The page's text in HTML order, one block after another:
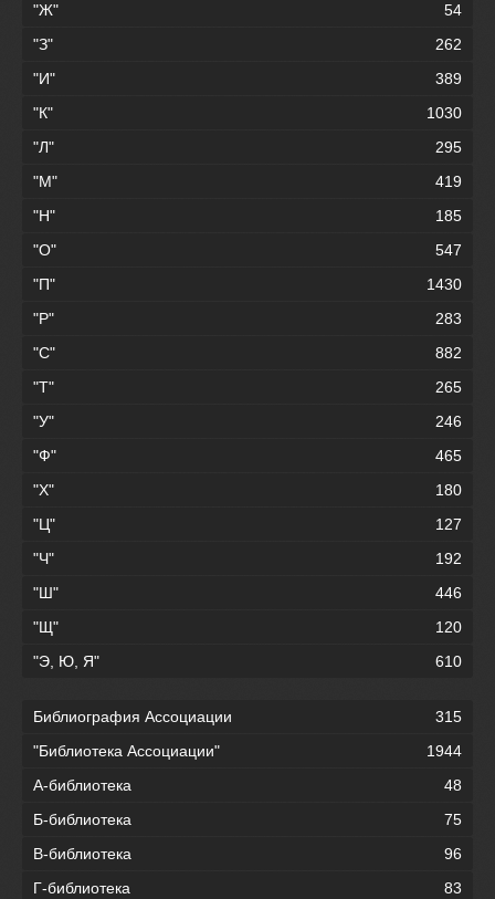
"Ж"
54
"З"
262
"И"
389
"К"
1030
"Л"
295
"М"
419
"Н"
185
"О"
547
"П"
1430
"Р"
283
"С"
882
"Т"
265
"У"
246
"Ф"
465
"Х"
180
"Ц"
127
"Ч"
192
"Ш"
446
"Щ"
120
"Э, Ю, Я"
610
Библиография Ассоциации
315
"Библиотека Ассоциации"
1944
А-библиотека
48
Б-библиотека
75
В-библиотека
96
Г-библиотека
83